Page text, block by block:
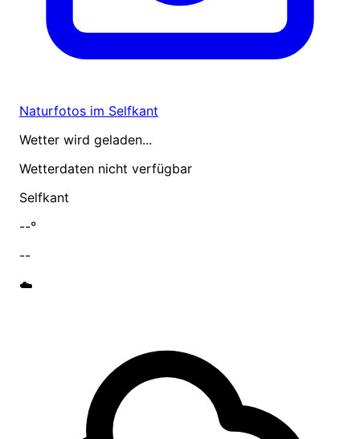
Naturfotos im Selfkant
Wetter wird geladen...
Wetterdaten nicht verfügbar
Selfkant
--°
--
☁️